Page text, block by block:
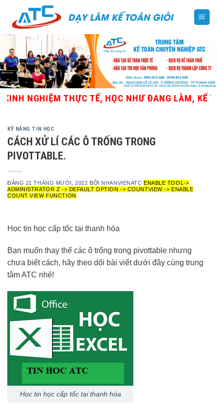
content
THỰC TẾ, HỌC NHƯ ĐANG LÀM, KẾ
KỸ NĂNG TIN HỌC
CÁCH XỬ LÍ CÁC Ô TRỐNG TRONG
PIVOTTABLE.
ĐĂNG 21 THÁNG MƯỜI, 2022 BỞI NHANVIENATC ENABLE TOOL->
ADMINISTRATOR Z -> DEFAULT OPTION -> COUNTVIEW -> ENABLE
COUNT VIEW FUNCTION
Học tin học cấp tốc tại thanh hóa
Bạn muốn thay thế các ô trống trong pivottable nhưng
chưa biết cách, hãy theo dõi bài viết dưới đây cùng trung
tâm ATC nhé!
Học tin học cấp tốc tại thanh hóa